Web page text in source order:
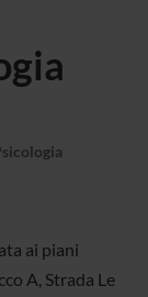
ai piani
A, Strada Le